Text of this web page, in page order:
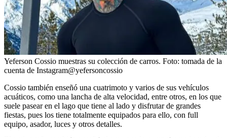
Yeferson Cossio muestras su colección de carros. Foto: tomada de la
cuenta de Instagram@yefersoncossio
Cossio también enseñó una cuatrimoto y varios de sus vehículos
acuáticos, como una lancha de alta velocidad, entre otros, en los que
suele pasear en el lago que tiene al lado y disfrutar de grandes
fiestas, pues los tiene totalmente equipados para ello, con full
equipo, asador, luces y otros detalles.